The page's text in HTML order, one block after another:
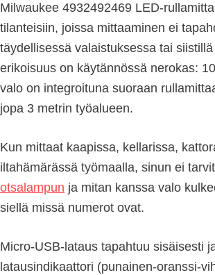
Milwaukee 4932492469 LED-
tilanteisiin, joissa mittaaminen ei
täydellisessä valaistuksessa tai
erikoisuus on käytännössä nerokas:
valo on integroituna suoraan
jopa 3 metrin työalueen.
Kun mittaat kaapissa, kellarissa,
iltahämärässä työmaalla, sinun ei
otsalampun ja mitan kanssa valo
siellä missä numerot ovat.
Micro-USB-lataus tapahtuu sisäisesti
latausindikaattori (punainen-oranssi-